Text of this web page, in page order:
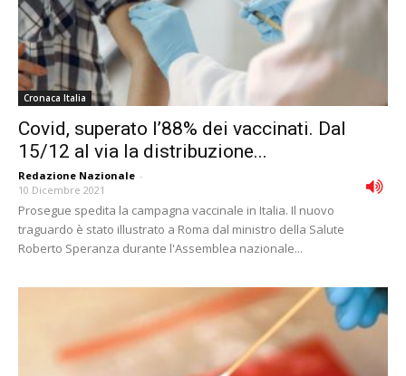
Cronaca Italia
Covid, superato l’88% dei vaccinati. Dal
15/12 al via la distribuzione...
Redazione Nazionale -
10 Dicembre 2021
Prosegue spedita la campagna vaccinale in Italia. Il nuovo
traguardo è stato illustrato a Roma dal ministro della Salute
Roberto Speranza durante l'Assemblea nazionale...